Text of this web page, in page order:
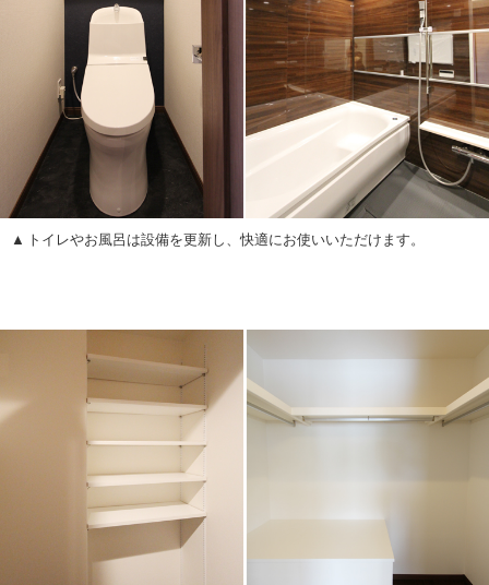
トイレやお風呂は設備を更新し、快適にお使いいただけます。